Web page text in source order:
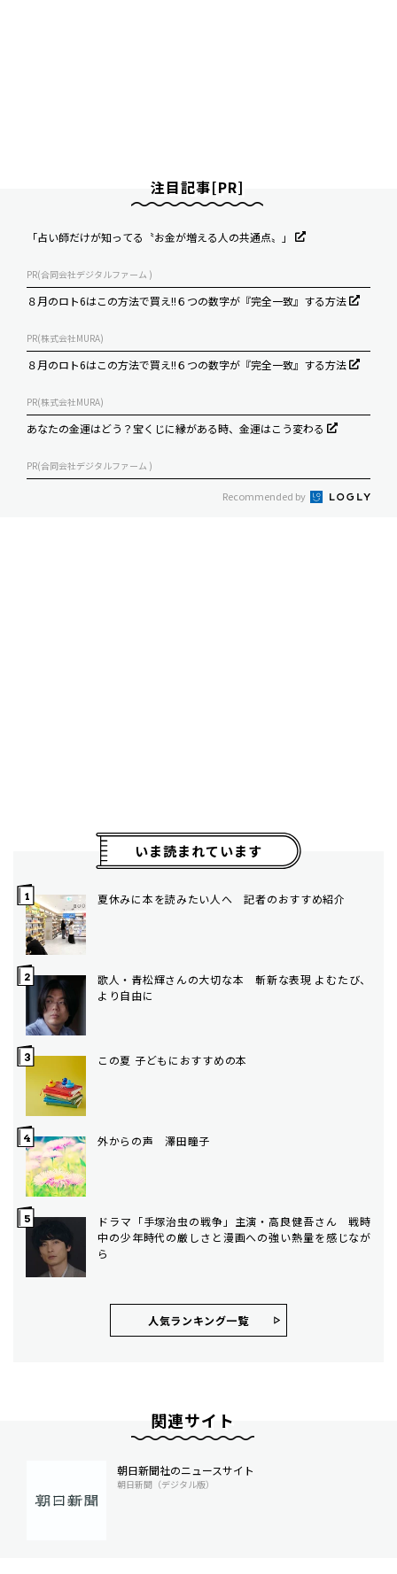
注目記事[PR]
「占い師だけが知ってる〝お金が増える人の共通点〟」
PR(合同会社デジタルファーム )
８月のロト6はこの方法で買え!!６つの数字が『完全一致』する方法
PR(株式会社MURA)
８月のロト6はこの方法で買え!!６つの数字が『完全一致』する方法
PR(株式会社MURA)
あなたの金運はどう？宝くじに縁がある時、金運はこう変わる
PR(合同会社デジタルファーム )
Recommended by
いま読まれています
夏休みに本を読みたい人へ 記者のおすすめ紹介
歌人・青松輝さんの大切な本 斬新な表現 よむたび、
より自由に
この夏 子どもにおすすめの本
外からの声 澤田瞳子
ドラマ「手塚治虫の戦争」主演・高良健吾さん 戦時
中の少年時代の厳しさと漫画への強い熱量を感じなが
ら
人気ランキング⼀覧
関連サイト
朝日新聞社のニュースサイト
朝日新聞（デジタル版）